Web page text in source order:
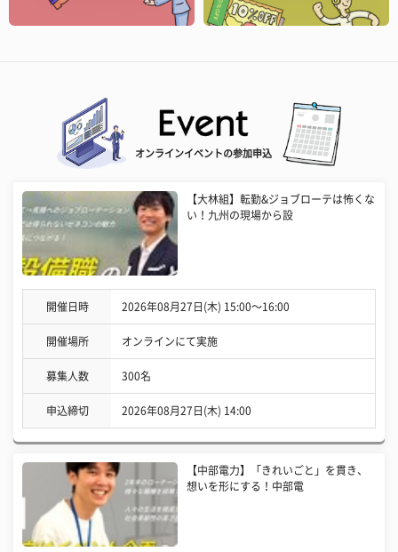
オンラインイベントの参加申込
【大林組】転勤&ジョブローテは怖くな
い！九州の現場から設
開催日時 2026年08月27日(木) 15:00〜16:00
開催場所 オンラインにて実施
募集人数 300名
申込締切 2026年08月27日(木) 14:00
【中部電力】「きれいごと」を貫き、
想いを形にする！中部電